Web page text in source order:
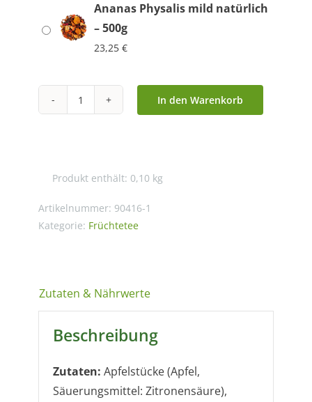
Ananas Physalis mild natürlich
– 500g
23,25 €
Ananas
Menge
In den Warenkorb
Produkt enthält: 0,10 kg
Artikelnummer: 90416-1
Kategorie: Früchtetee
Zutaten & Nährwerte
Beschreibung
Zutaten: Apfelstücke (Apfel,
Säuerungsmittel: Zitronensäure),